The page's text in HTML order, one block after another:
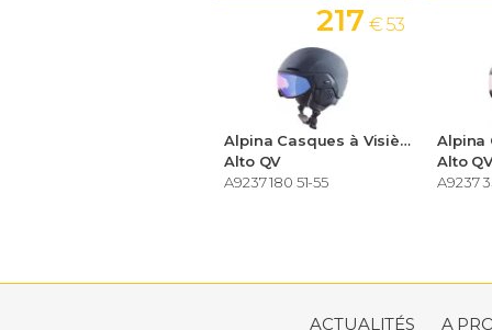
Alpina Casques à Visière Ski Helmets
Alto QV
A9237 180 51-55
217 € 53
Alto
A9237
ACTUALITÉS A